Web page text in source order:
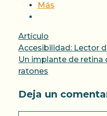
Más
Categorías
Artículo
Accesibilidad: Lector
Un implante de retina
ratones
Deja un